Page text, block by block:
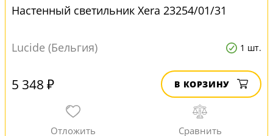
Настенный светильник Xera 23254/01/31
Lucide (Бельгия) 1 шт.
5 348 ₽ В КОРЗИНУ